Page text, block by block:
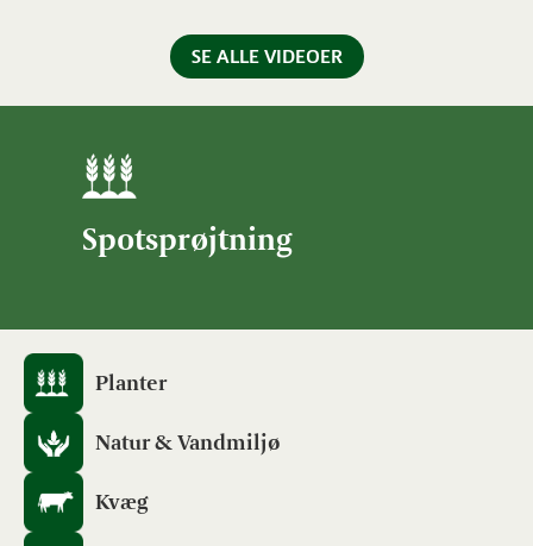
SE ALLE VIDEOER
Spotsprøjtning
Planter
Natur & Vandmiljø
Kvæg